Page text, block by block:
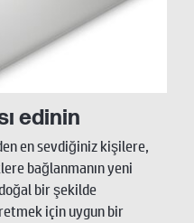
edinin
en sevdiğiniz kişilere,
bağlanmanın yeni
bir şekilde
için uygun bir